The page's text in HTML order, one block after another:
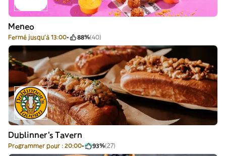
Meneo
Fermé jusqu'à 13:00 88%(40)
Dublinner's Tavern
Programmer pour : 20:00 93%(27)